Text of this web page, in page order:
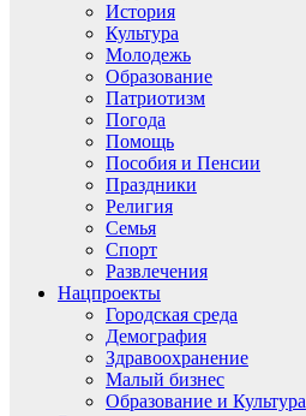
История
Культура
Молодежь
Образование
Патриотизм
Погода
Помощь
Пособия и Пенсии
Праздники
Религия
Семья
Спорт
Развлечения
Нацпроекты
Городская среда
Демография
Здравоохранение
Малый бизнес
Образование и Культура